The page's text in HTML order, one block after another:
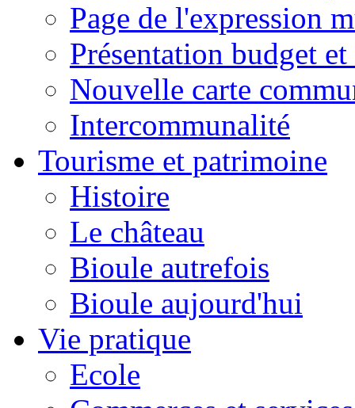
Page de l'expression
Présentation budget
Nouvelle carte
Intercommunalité
Tourisme et patrimoine
Histoire
Le château
Bioule autrefois
Bioule aujourd'hui
Vie pratique
Ecole